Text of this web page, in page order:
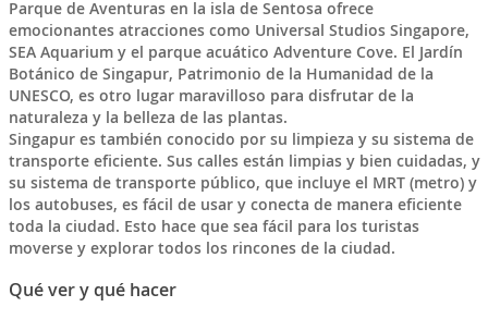
Parque de Aventuras en la isla de Sentosa ofrece
emocionantes atracciones como Universal Studios Singapore,
SEA Aquarium y el parque acuático Adventure Cove. El Jardín
Botánico de Singapur, Patrimonio de la Humanidad de la
UNESCO, es otro lugar maravilloso para disfrutar de la
naturaleza y la belleza de las plantas.
Singapur es también conocido por su limpieza y su sistema de
transporte eficiente. Sus calles están limpias y bien cuidadas, y
su sistema de transporte público, que incluye el MRT (metro) y
los autobuses, es fácil de usar y conecta de manera eficiente
toda la ciudad. Esto hace que sea fácil para los turistas
moverse y explorar todos los rincones de la ciudad.
Qué ver y qué hacer